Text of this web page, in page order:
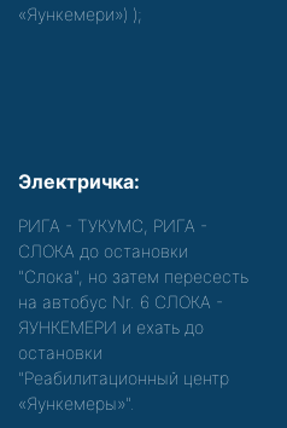
«Яункемери») );
Электричка:
РИГА - ТУКУМС, РИГА -
СЛОКА до остановки
"Слока", но затем пересесть
на автобус Nr. 6 СЛОКА -
ЯУНКЕМЕРИ и ехать до
остановки
"Реабилитационный центр
«Яункемеры»".